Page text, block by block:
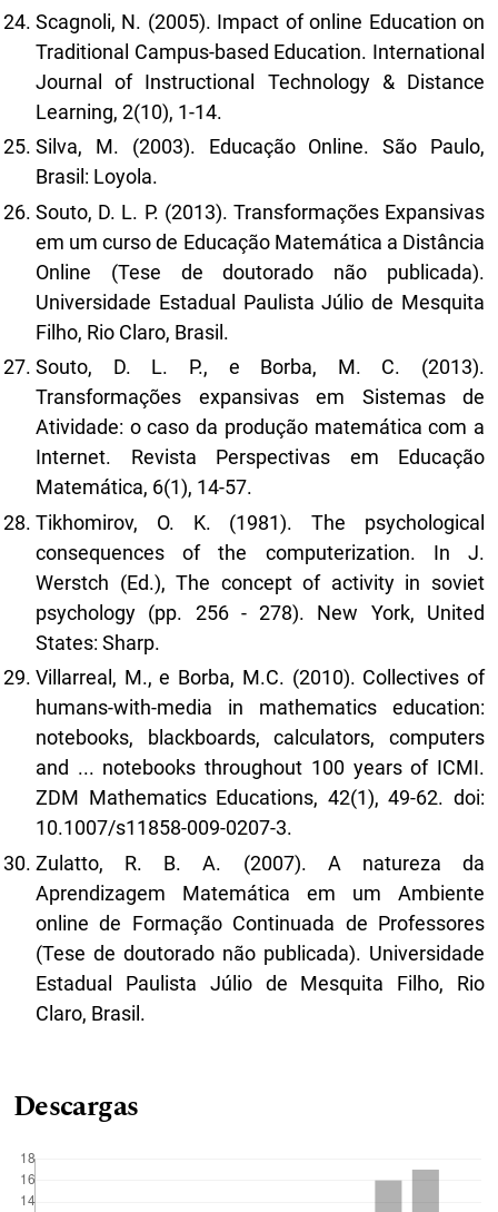
Scagnoli, N. (2005). Impact of online Education on
Traditional Campus-based Education. International
Journal of Instructional Technology & Distance
Learning, 2(10), 1-14.
Silva, M. (2003). Educação Online. São Paulo,
Brasil: Loyola.
Souto, D. L. P. (2013). Transformações Expansivas
em um curso de Educação Matemática a Distância
Online (Tese de doutorado não publicada).
Universidade Estadual Paulista Júlio de Mesquita
Filho, Rio Claro, Brasil.
Souto, D. L. P., e Borba, M. C. (2013).
Transformações expansivas em Sistemas de
Atividade: o caso da produção matemática com a
Internet. Revista Perspectivas em Educação
Matemática, 6(1), 14-57.
Tikhomirov, O. K. (1981). The psychological
consequences of the computerization. In J.
Werstch (Ed.), The concept of activity in soviet
psychology (pp. 256 - 278). New York, United
States: Sharp.
Villarreal, M., e Borba, M.C. (2010). Collectives of
humans-with-media in mathematics education:
notebooks, blackboards, calculators, computers
and ... notebooks throughout 100 years of ICMI.
ZDM Mathematics Educations, 42(1), 49-62. doi:
10.1007/s11858-009-0207-3.
Zulatto, R. B. A. (2007). A natureza da
Aprendizagem Matemática em um Ambiente
online de Formação Continuada de Professores
(Tese de doutorado não publicada). Universidade
Estadual Paulista Júlio de Mesquita Filho, Rio
Claro, Brasil.
Descargas